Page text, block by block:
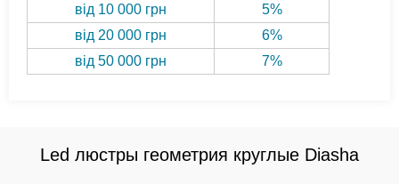
від 10 000 грн
5%
від 20 000 грн
6%
від 50 000 грн
7%
Led люстры геометрия круглые Diasha